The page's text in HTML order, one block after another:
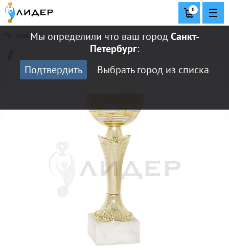
Мы определили что ваш городСанкт-
Петербург:
Подтвердить
Выбрать город из списка
0
Главная